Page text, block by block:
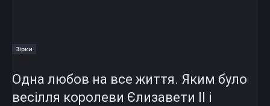
Зірки
Одна любов на все життя. Яким було
весілля королеви Єлизавети II і